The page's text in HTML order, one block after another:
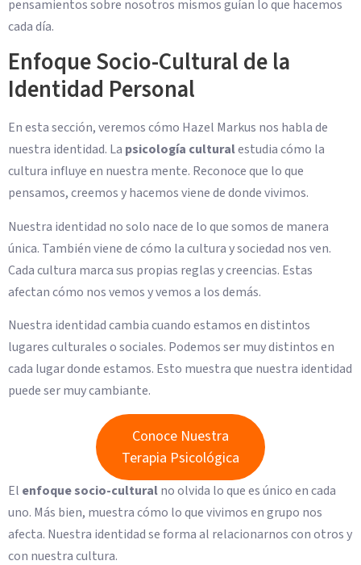
pensamientos sobre nosotros mismos guían lo que hacemos
cada día.
Enfoque Socio-Cultural de la
Identidad Personal
En esta sección, veremos cómo Hazel Markus nos habla de
nuestra identidad. La psicología culturalestudia cómo la
cultura influye en nuestra mente. Reconoce que lo que
pensamos, creemos y hacemos viene de donde vivimos.
Nuestra identidad no solo nace de lo que somos de manera
única. También viene de cómo la cultura y sociedad nos ven.
Cada cultura marca sus propias reglas y creencias. Estas
afectan cómo nos vemos y vemos a los demás.
Nuestra identidad cambia cuando estamos en distintos
lugares culturales o sociales. Podemos ser muy distintos en
cada lugar donde estamos. Esto muestra que nuestra identidad
puede ser muy cambiante.
Conoce Nuestra
Terapia Psicológica
El enfoque socio-culturalno olvida lo que es único en cada
uno. Más bien, muestra cómo lo que vivimos en grupo nos
afecta. Nuestra identidad se forma al relacionarnos con otros y
con nuestra cultura.